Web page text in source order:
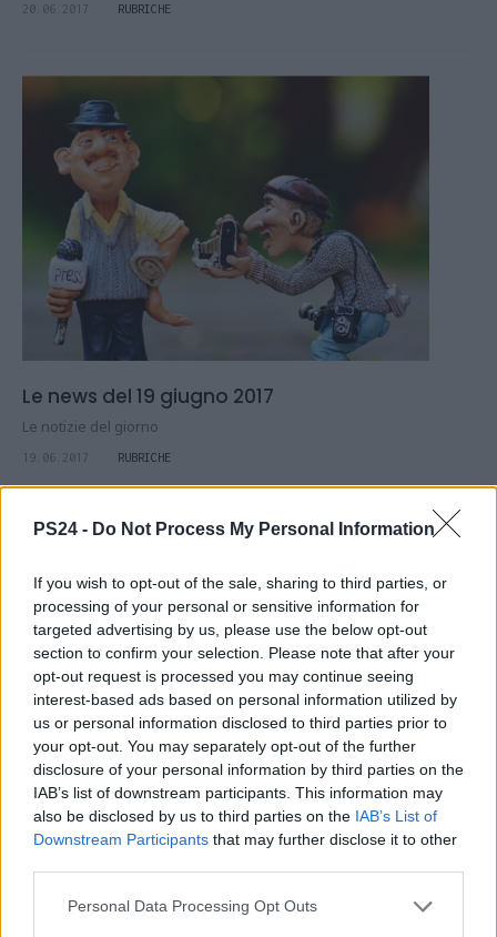
PS24 - Do Not Process My Personal Information
If you wish to opt-out of the sale, sharing to third parties, or
processing of your personal or sensitive information for
targeted advertising by us, please use the below opt-out
section to confirm your selection. Please note that after your
opt-out request is processed you may continue seeing
interest-based ads based on personal information utilized by
us or personal information disclosed to third parties prior to
your opt-out. You may separately opt-out of the further
disclosure of your personal information by third parties on the
IAB’s list of downstream participants. This information may
also be disclosed by us to third parties on the IAB’s List of
Downstream Participants that may further disclose it to other
Personal Data Processing Opt Outs
20.06.2017 RUBRICHE
Le news del 19 giugno 2017
Le notizie del giorno
19.06.2017 RUBRICHE
Le news del 18 giugno 2017
Le notizie del giorno
18.06.2017 RUBRICHE